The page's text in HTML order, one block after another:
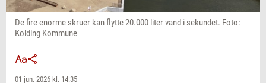
De fire enorme skruer kan flytte 20.000 liter vand i sekundet. Foto:
Kolding Kommune
01 jun. 2026 kl. 14:35